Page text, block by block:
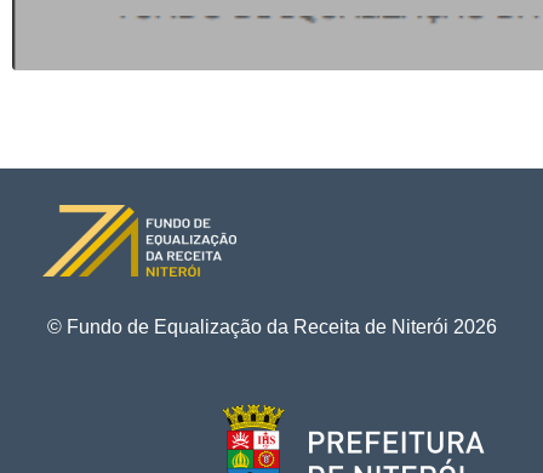
© Fundo de Equalização da Receita de Niterói 2026